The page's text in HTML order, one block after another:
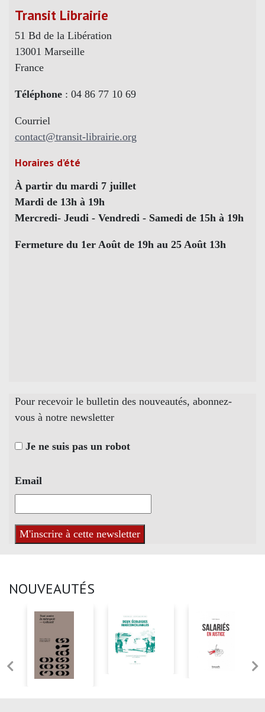
Transit Librairie
51 Bd de la Libération
13001 Marseille
France
Téléphone : 04 86 77 10 69
Courriel
contact@transit-librairie.org
Horaires d’été
À partir du mardi 7 juillet
Mardi de 13h à 19h
Mercredi- Jeudi - Vendredi - Samedi de 15h à 19h
Fermeture du 1er Août de 19h au 25 Août 13h
Pour recevoir le bulletin des nouveautés, abonnez-
vous à notre newsletter
Je ne suis pas un robot
Email
NOUVEAUTÉS